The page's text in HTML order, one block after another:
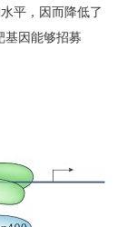
平，因而降低了
基因能够招募